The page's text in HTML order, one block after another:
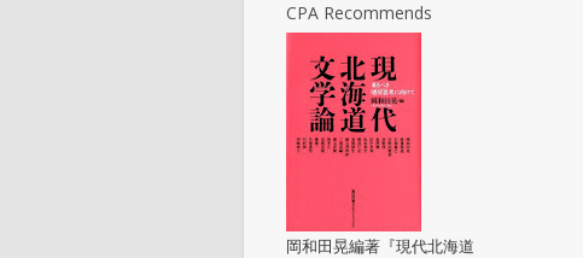
CPA Recommends
岡和田晃編著『現代北海道